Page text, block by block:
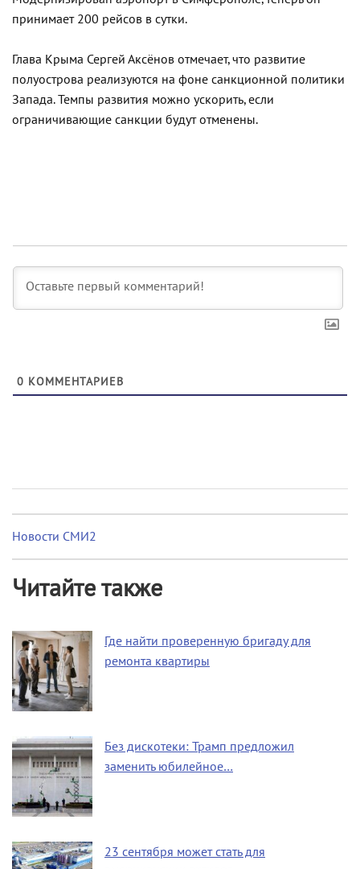
принимает 200 рейсов в сутки.
Глава Крыма Сергей Аксёнов отмечает, что развитие
полуострова реализуются на фоне санкционной политики
Запада. Темпы развития можно ускорить, если
ограничивающие санкции будут отменены.
0 КОММЕНТАРИЕВ
Новости СМИ2
Читайте также
Где найти проверенную бригаду для
ремонта квартиры
Без дискотеки: Трамп предложил
заменить юбилейное…
23 сентября может стать для